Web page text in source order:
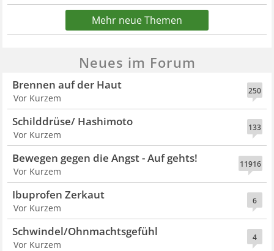
Mehr neue Themen
Neues im Forum
250
Brennen auf der Haut
Vor Kurzem
133
Schilddrüse/ Hashimoto
Vor Kurzem
11916
Bewegen gegen die Angst - Auf gehts!
Vor Kurzem
6
Ibuprofen Zerkaut
Vor Kurzem
4
Schwindel/Ohnmachtsgefühl
Vor Kurzem